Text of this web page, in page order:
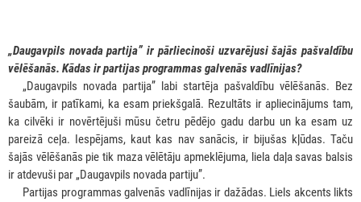
„Daugavpils novada partija” ir pārliecinoši uzvarējusi šajās pašvaldību
vēlēšanās. Kādas ir partijas programmas galvenās vadlīnijas?
„Daugavpils novada partija” labi startēja pašvaldību vēlēšanās. Bez
šaubām, ir patīkami, ka esam priekšgalā. Rezultāts ir apliecinājums tam,
ka cilvēki ir novērtējuši mūsu četru pēdējo gadu darbu un ka esam uz
pareizā ceļa. Iespējams, kaut kas nav sanācis, ir bijušas kļūdas. Taču
šajās vēlēšanās pie tik maza vēlētāju apmeklējuma, liela daļa savas balsis
ir atdevuši par „Daugavpils novada partiju”.
Partijas programmas galvenās vadlīnijas ir dažādas. Liels akcents likts